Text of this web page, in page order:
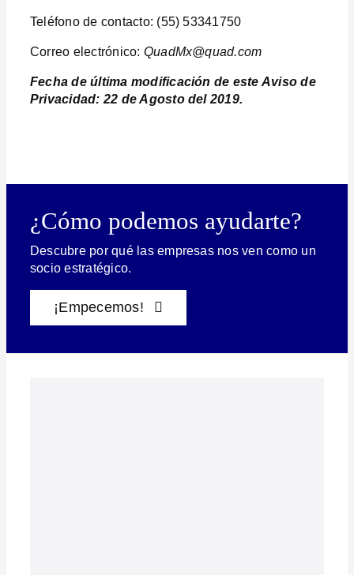
Teléfono de contacto: (55) 53341750
Correo electrónico: QuadMx@quad.com
Fecha de última modificación de este Aviso de
Privacidad: 22 de Agosto del 2019.
¿Cómo podemos ayudarte?
Descubre por qué las empresas nos ven como un
socio estratégico.
¡Empecemos!